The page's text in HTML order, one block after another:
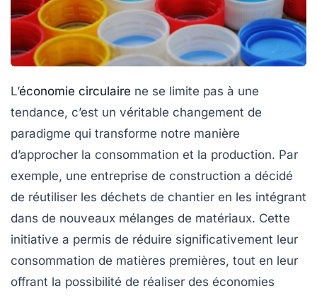
L’économie circulaire ne se limite pas à une
tendance, c’est un véritable changement de
paradigme qui transforme notre manière
d’approcher la consommation et la production. Par
exemple, une entreprise de construction a décidé
de réutiliser les déchets de chantier en les intégrant
dans de nouveaux mélanges de matériaux. Cette
initiative a permis de réduire significativement leur
consommation de matières premières, tout en leur
offrant la possibilité de réaliser des économies